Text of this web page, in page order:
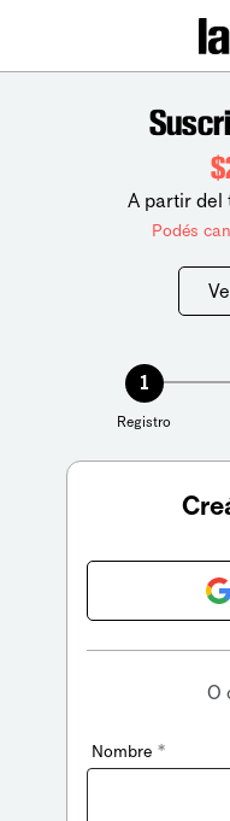
A partir del
Podés
1
Registro
O
Nombre *